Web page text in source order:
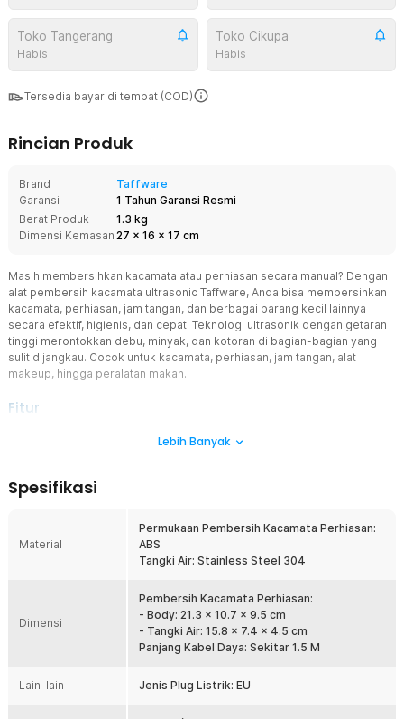
Toko Tangerang
Habis
Toko Cikupa
Habis
Tersedia bayar di tempat (COD)
Rincian Produk
Brand
Taffware
Garansi
1 Tahun Garansi Resmi
Berat Produk
1.3 kg
Dimensi Kemasan 27 x 16 x 17 cm
Masih membersihkan kacamata atau perhiasan secara manual? Dengan
alat pembersih kacamata ultrasonic Taffware, Anda bisa membersihkan
kacamata, perhiasan, jam tangan, dan berbagai barang kecil lainnya
secara efektif, higienis, dan cepat. Teknologi ultrasonik dengan getaran
tinggi merontokkan debu, minyak, dan kotoran di bagian-bagian yang
sulit dijangkau. Cocok untuk kacamata, perhiasan, jam tangan, alat
makeup, hingga peralatan makan.
Fitur
Pembersihan Teknologi Ultrasonik
sela-sela barang Anda. Membersihkan bagian kecil yang sering
Bersih Secara Maksimal
Pembersihan menyeluruh hingga ke sudut-sudut barang.
barang lebih steril dan higienis untuk digunakan sehari-hari.
Bersihkan Beragam Barang
Tidak hanya untuk kacamata, alat ini efektif membersihkan
perhiasan, jam tangan, alat makeup, peralatan makan, hingga gigi
merusak material.
Fleksibilitas Durasi Penggunaan
Lebih Banyak
Spesifikasi
Material
Permukaan Pembersih Kacamata Perhiasan:
ABS
Tangki Air: Stainless Steel 304
Dimensi
Pembersih Kacamata Perhiasan:
- Body: 21.3 x 10.7 x 9.5 cm
- Tangki Air: 15.8 x 7.4 x 4.5 cm
Panjang Kabel Daya: Sekitar 1.5 M
Lain-lain Jenis Plug Listrik: EU